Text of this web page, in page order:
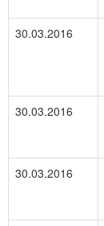
30.03.2016
30.03.2016
30.03.2016